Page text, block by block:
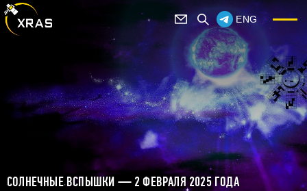
ENG
СОЛНЕЧНЫЕ ВСПЫШКИ — 2 ФЕВРАЛЯ 2025 ГОДА